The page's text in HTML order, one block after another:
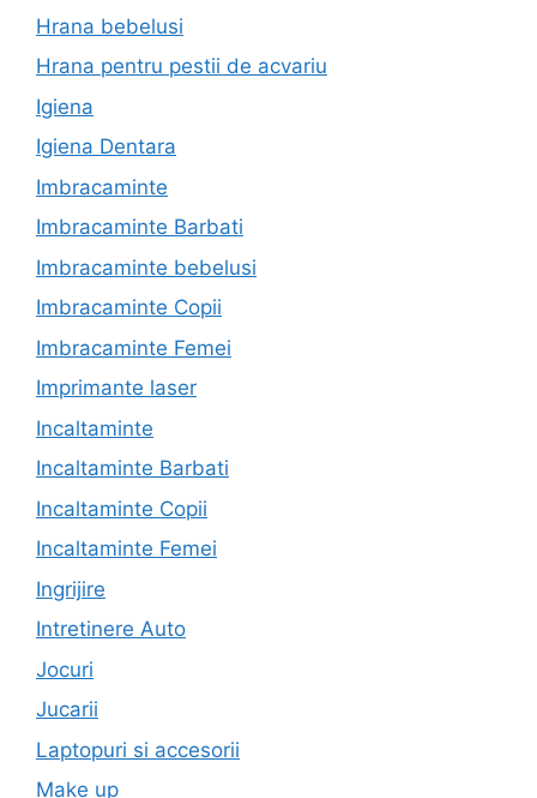
Hrana bebelusi
Hrana pentru pestii de acvariu
Igiena
Igiena Dentara
Imbracaminte
Imbracaminte Barbati
Imbracaminte bebelusi
Imbracaminte Copii
Imbracaminte Femei
Imprimante laser
Incaltaminte
Incaltaminte Barbati
Incaltaminte Copii
Incaltaminte Femei
Ingrijire
Intretinere Auto
Jocuri
Jucarii
Laptopuri si accesorii
Make up